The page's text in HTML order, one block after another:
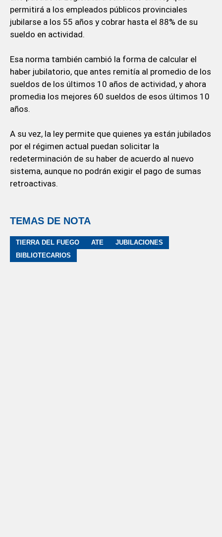
permitirá a los empleados públicos provinciales
jubilarse a los 55 años y cobrar hasta el 88% de su
sueldo en actividad.
Esa norma también cambió la forma de calcular el
haber jubilatorio, que antes remitía al promedio de los
sueldos de los últimos 10 años de actividad, y ahora
promedia los mejores 60 sueldos de esos últimos 10
años.
A su vez, la ley permite que quienes ya están jubilados
por el régimen actual puedan solicitar la
redeterminación de su haber de acuerdo al nuevo
sistema, aunque no podrán exigir el pago de sumas
retroactivas.
TEMAS DE NOTA
TIERRA DEL FUEGO ATE
JUBILACIONES
BIBLIOTECARIOS